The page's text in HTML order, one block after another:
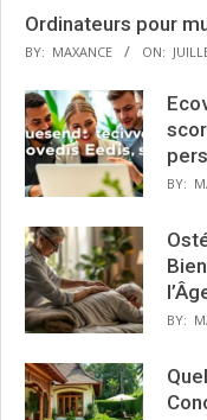
Ordinateurs pour
BY: MAXANCE ON:
BY:
BY: